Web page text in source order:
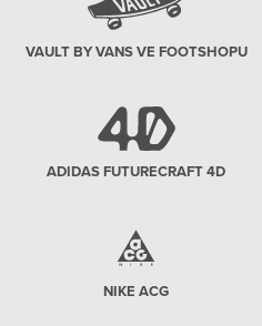
VAULT BY VANS VE FOOTSHOPU
ADIDAS FUTURECRAFT 4D
NIKE ACG